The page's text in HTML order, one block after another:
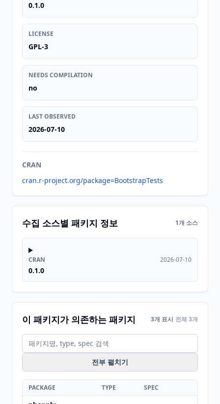
0.1.0
LICENSE
GPL-3
NEEDS COMPILATION
no
LAST OBSERVED
2026-07-10
CRAN
cran.r-project.org/package=BootstrapTests
수집 소스별 패키지 정보 1개 소스
CRAN
0.1.0
2026-07-10
이 패키지가 의존하는 패키지 3개 표시 전체 3개
전부 펼치기
PACKAGE TYPE SPEC